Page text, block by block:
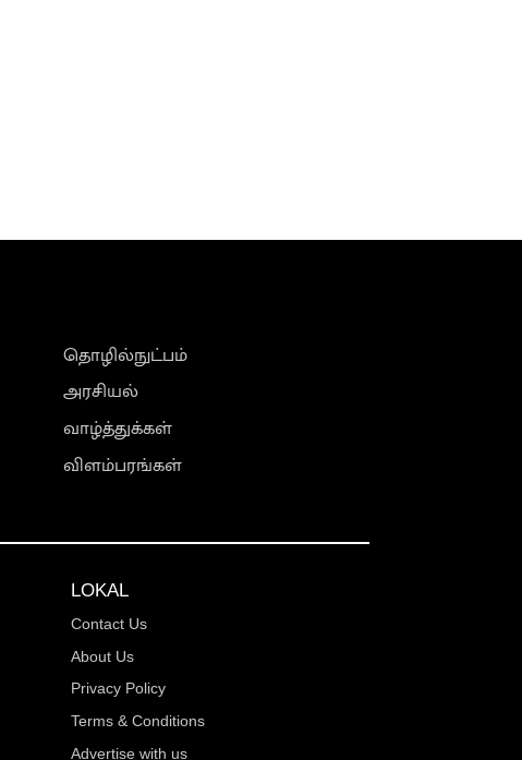
தொழில்நுட்பம்
அரசியல்
வாழ்த்துக்கள்
விளம்பரங்கள்
LOKAL
Contact Us
About Us
Privacy Policy
Terms & Conditions
Advertise with us